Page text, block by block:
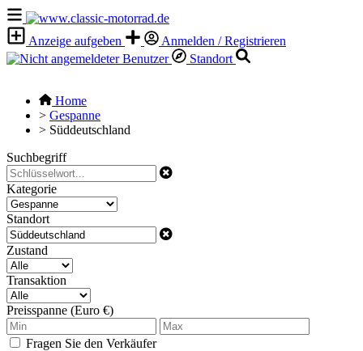
Anzeige aufgeben
Anmelden / Registrieren
Standort
Home
> Gespanne
> Süddeutschland
Suchbegriff
Kategorie
Standort
Zustand
Transaktion
Preisspanne (Euro €)
Fragen Sie den Verkäufer